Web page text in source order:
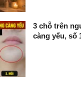
3 chỗ trên
càng yếu, số